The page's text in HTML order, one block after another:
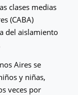
clases medias
(CABA)
del aislamiento
Aires se
y niñas,
veces por